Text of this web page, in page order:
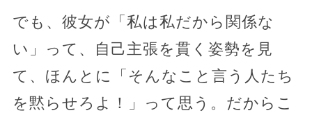
でも、彼女が「私は私だから関係な
い」って、自己主張を貫く姿勢を見
て、ほんとに「そんなこと言う人たち
を黙らせろよ！」って思う。だからこ